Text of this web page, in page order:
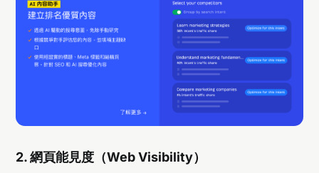
2. 網頁能見度（Web Visibility）